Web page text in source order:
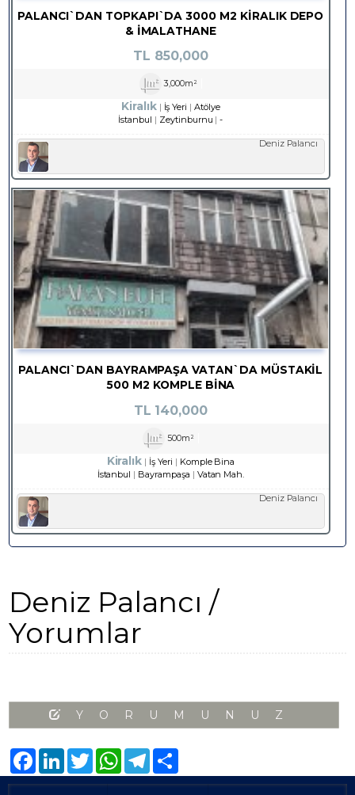
PALANCI`DAN TOPKAPI`DA 3000 M2 KIRALIK DEPO
& İMALATHANE
TL 850,000
3,000m²
Kiralık İş Yeri
Atölye
İstanbul
Zeytinburnu -
Deniz Palancı
PALANCI`DAN BAYRAMPAŞA VATAN`DA MÜSTAKİL
500 M2 KOMPLE BİNA
TL 140,000
500m²
Kiralık İş Yeri
Komple Bina
İstanbul
Bayrampaşa Vatan Mah.
Deniz Palancı
Deniz Palancı /
Yorumlar
YORUMUNUZ
FacebookLinkedInTwitter WhatsAppTelegram